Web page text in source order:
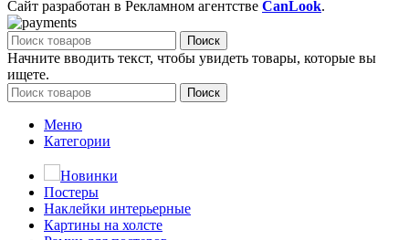
Сайт разработан в Рекламном агентстве CanLook.
Поиск
Начните вводить текст, чтобы увидеть товары, которые вы
ищете.
Поиск
Меню
Категории
Новинки
Постеры
Наклейки интерьерные
Картины на холсте